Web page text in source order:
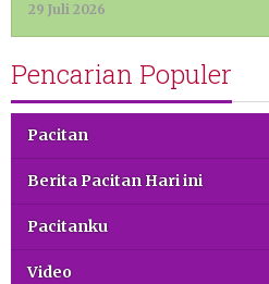
29 Juli 2026
Pencarian Populer
Pacitan
Berita Pacitan Hari ini
Pacitanku
Video